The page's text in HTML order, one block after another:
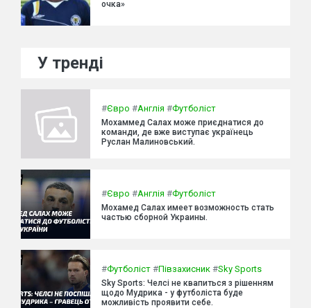
очка»
У тренді
#Євро #Англія #Футболіст
Мохаммед Салах може приєднатися до
команди, де вже виступає українець
Руслан Малиновський.
#Євро #Англія #Футболіст
Мохамед Салах имеет возможность стать
частью сборной Украины.
#Футболіст #Півзахисник #Sky Sports
Sky Sports: Челсі не квапиться з рішенням
щодо Мудрика - у футболіста буде
можливість проявити себе.